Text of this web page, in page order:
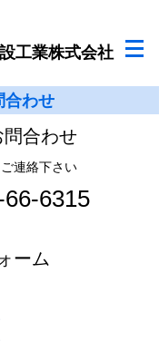
工業株式会社
合わせ
問合わせ
連絡下さい
6315
ーム